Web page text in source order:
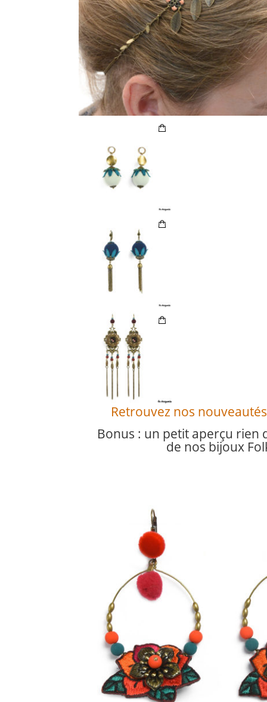
Retrouvez nos
Bonus : un petit aperçu rien
de nos bijoux